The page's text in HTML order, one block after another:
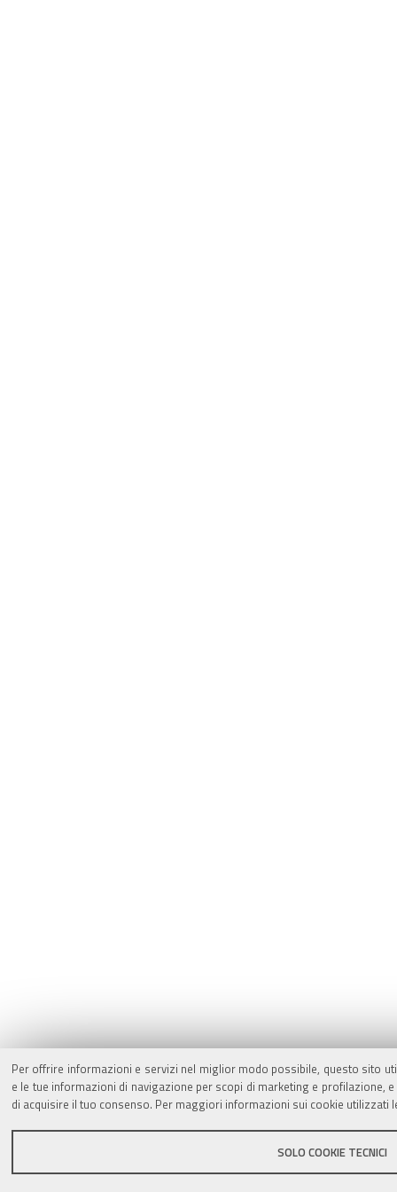
Per offrire informazioni e servizi nel miglior modo possibile, questo sito
e le tue informazioni di navigazione per scopi di marketing e
di acquisire il tuo consenso. Per maggiori informazioni sui cookie utilizzati
SOLO COOKIE TECNICI